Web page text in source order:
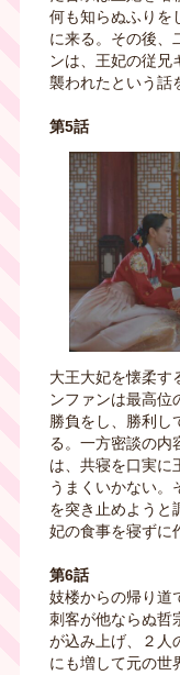
何も知らぬふりを
に来る。その後、
ンは、王妃の従兄
襲われたという話
第5話
大王大妃を懐柔す
ンファンは最高位
勝負をし、勝利し
る。一方密談の内
は、共寝を口実に
うまくいかない。
を突き止めようと
妃の食事を寝ずに
第6話
妓楼からの帰り道
刺客が他ならぬ哲
が込み上げ、２人
にも増して元の世